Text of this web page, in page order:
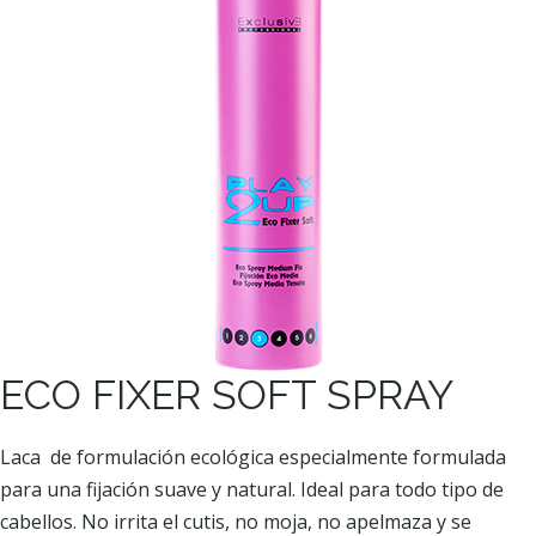
ECO FIXER SOFT SPRAY
Laca de formulación ecológica especialmente formulada
para una fijación suave y natural. Ideal para todo tipo de
cabellos. No irrita el cutis, no moja, no apelmaza y se